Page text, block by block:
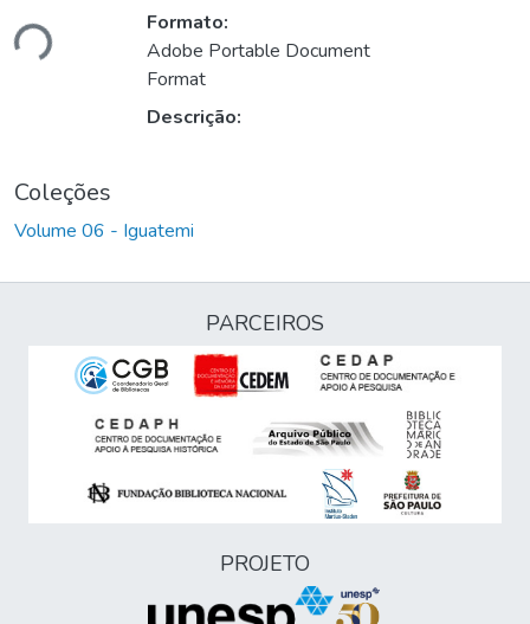
Formato:
Adobe Portable Document
Format
Descrição:
Coleções
Volume 06 - Iguatemi
PARCEIROS
PROJETO